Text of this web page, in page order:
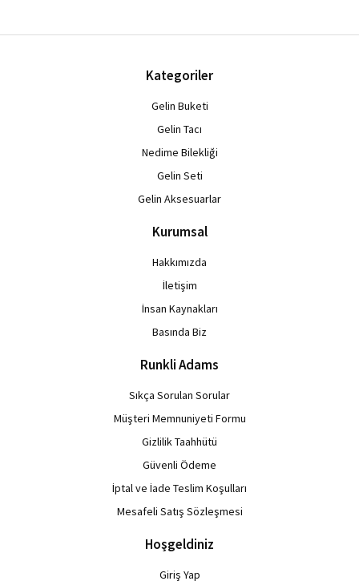
Kategoriler
Gelin Buketi
Gelin Tacı
Nedime Bilekliği
Gelin Seti
Gelin Aksesuarlar
Kurumsal
Hakkımızda
İletişim
İnsan Kaynakları
Basında Biz
Runkli Adams
Sıkça Sorulan Sorular
Müşteri Memnuniyeti Formu
Gizlilik Taahhütü
Güvenli Ödeme
İptal ve İade Teslim Koşulları
Mesafeli Satış Sözleşmesi
Hoşgeldiniz
Giriş Yap